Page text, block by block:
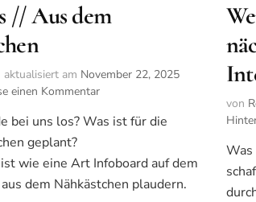
// Aus dem
aktualisiert am November 22, 2025
einen Kommentar
//
dem
Nähkästchen
bei uns los? Was ist für die
geplant?
wie eine Art Infoboard auf dem
dem Nähkästchen plaudern.
von
Was